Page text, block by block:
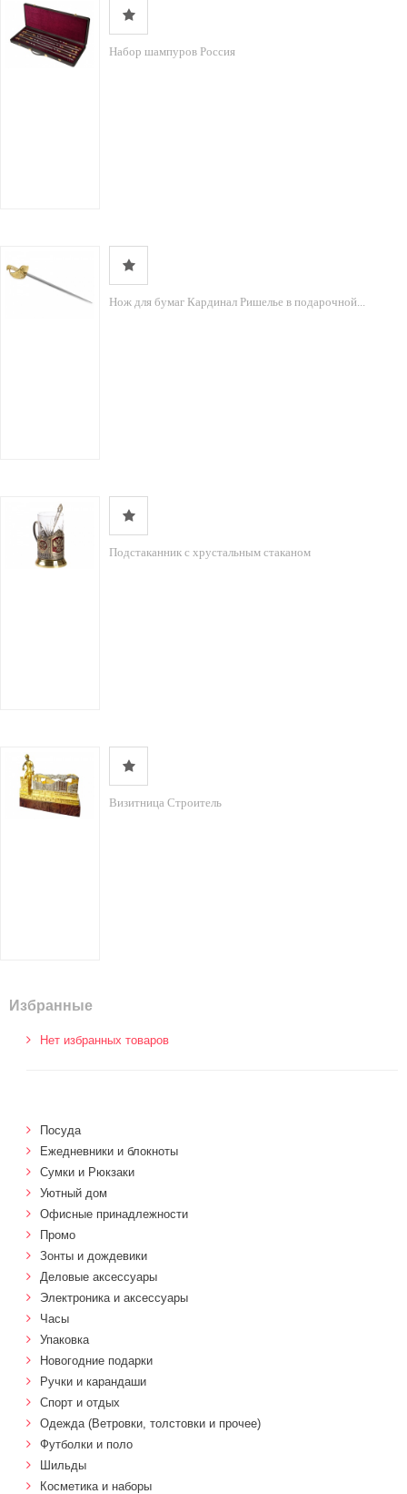
Набор шампуров Россия
Нож для бумаг Кардинал Ришелье в подарочной...
Подстаканник с хрустальным стаканом
Визитница Строитель
Избранные
Нет избранных товаров
Посуда
Ежедневники и блокноты
Сумки и Рюкзаки
Уютный дом
Офисные принадлежности
Промо
Зонты и дождевики
Деловые аксессуары
Электроника и аксессуары
Часы
Упаковка
Новогодние подарки
Ручки и карандаши
Спорт и отдых
Одежда (Ветровки, толстовки и прочее)
Футболки и поло
Шильды
Косметика и наборы